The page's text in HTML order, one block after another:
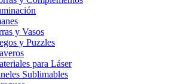
y Vasos
y Puzzles
para Láser
Sublimables